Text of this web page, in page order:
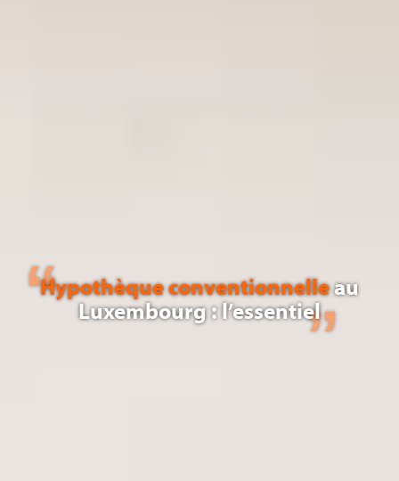
Hypothèque conventionnelleau
Luxembourg : l’essentiel